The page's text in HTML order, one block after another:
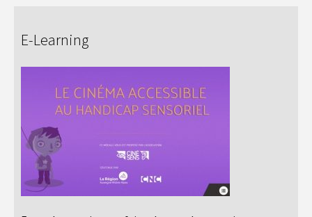
E-Learning